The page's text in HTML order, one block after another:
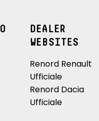
DEALER
WEBSITES
Renord Renault
Ufficiale
Renord Dacia
Ufficiale